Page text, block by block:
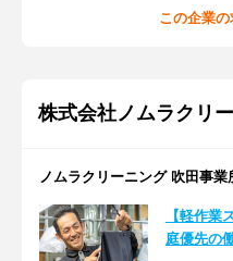
この企業
株式会社ノムラクリ
ノムラクリーニング 吹田事業
【軽作業
庭優先の